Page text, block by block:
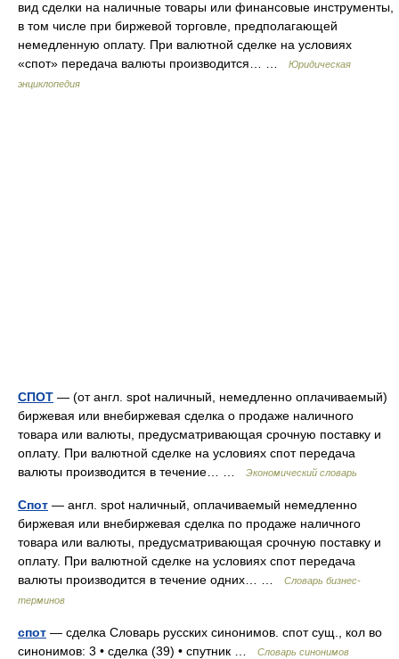
вид сделки на наличные товары или финансовые инструменты,
в том числе при биржевой торговле, предполагающей
немедленную оплату. При валютной сделке на условиях
«спот» передача валюты производится… …
Юридическая
энциклопедия
СПОТ — (от англ. spot наличный, немедленно оплачиваемый)
биржевая или внебиржевая сделка о продаже наличного
товара или валюты, предусматривающая срочную поставку и
оплату. При валютной сделке на условиях спот передача
валюты производится в течение… …
Экономический словарь
Спот — англ. spot наличный, оплачиваемый немедленно
биржевая или внебиржевая сделка по продаже наличного
товара или валюты, предусматривающая срочную поставку и
оплату. При валютной сделке на условиях спот передача
валюты производится в течение одних… …
Словарь бизнес-
терминов
спот — сделка Словарь русских синонимов. спот сущ., кол во
синонимов: 3 • сделка (39) • спутник …
Словарь синонимов